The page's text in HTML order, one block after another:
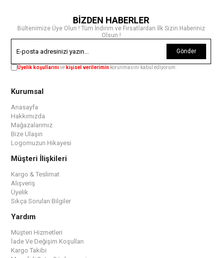
BİZDEN HABERLER
Bültenimize Üye Olun ! Tüm İndirim ve Fırsatlardan İlk Sizin Haberiniz
Olsun !
Gönder
Üyelik koşullarınıve kişisel verilerimin korunmasını kabul ediyorum.
Kurumsal
Anasayfa
Hakkımızda
Mağazalarımız
Bize Ulaşın
Logomuzun Hikayesi
Müşteri İlişkileri
Kargo & Teslimat
Alışveriş
Üyelik
Sıkça Sorulan Bilgiler
Yardım
Müşteri Hizmetleri
İade Ve Değişim Koşulları
Kargo Takibi